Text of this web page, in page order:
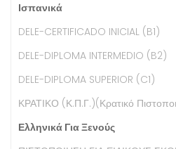
Iσπανικά
DELE-CERTIFICADO INICIAL (B1)
DELE-DIPLOMA INTERMEDIO (B2)
DELE-DIPLOMA SUPERIOR (C1)
ΚΡΑΤΙΚΟ (Κ.Π.Γ.)(Κρατικό
Ελληνικά Για Ξενούς